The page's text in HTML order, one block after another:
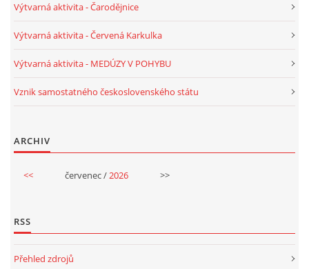
Výtvarná aktivita - Čarodějnice
Výtvarná aktivita - Červená Karkulka
Výtvarná aktivita - MEDÚZY V POHYBU
Vznik samostatného československého státu
ARCHIV
<< červenec /2026 >>
RSS
Přehled zdrojů